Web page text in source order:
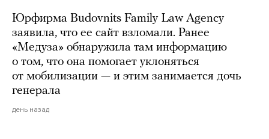
Юрфирма Budovnits Family Law Agency
заявила, что ее сайт взломали. Ранее
«Медуза» обнаружила там информацию
о том, что она помогает уклоняться
от мобилизации — и этим занимается дочь
генерала
день назад